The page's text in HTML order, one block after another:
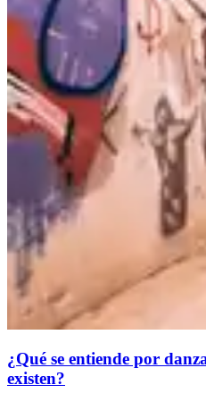
¿Qué se entiende por
existen?